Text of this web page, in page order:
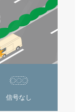
信号なし